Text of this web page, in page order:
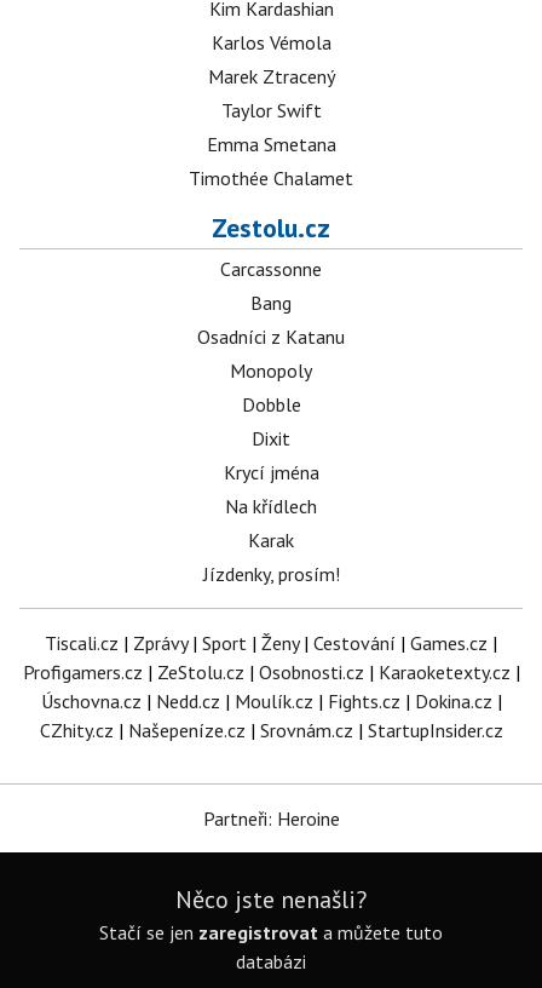
Kim Kardashian
Karlos Vémola
Marek Ztracený
Taylor Swift
Emma Smetana
Timothée Chalamet
Zestolu.cz
Carcassonne
Bang
Osadníci z Katanu
Monopoly
Dobble
Dixit
Krycí jména
Na křídlech
Karak
Jízdenky, prosím!
Tiscali.cz | Zprávy| Sport | Ženy| Cestování | Games.cz |
Profigamers.cz | ZeStolu.cz | Osobnosti.cz | Karaoketexty.cz |
Úschovna.cz | Nedd.cz | Moulík.cz | Fights.cz | Dokina.cz |
CZhity.cz | Našepeníze.cz | Srovnám.cz | StartupInsider.cz
Partneři: Heroine
Něco jste nenašli?
Stačí se jen zaregistrovat a můžete tuto
databázi